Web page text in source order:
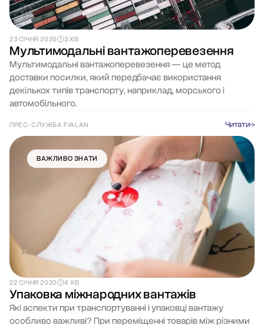
23 СІЧНЯ 2020 3 ХВ
Мультимодальні вантажоперевезення
Мультимодальні вантажоперевезення — це метод
доставки посилки, який передбачає використання
декількох типів транспорту, наприклад, морського і
автомобільного.
ПРЕС-СЛУЖБА FIALAN Читати
ВАЖЛИВО ЗНАТИ
22 СІЧНЯ 2020 4 ХВ
Упаковка міжнародних вантажів
Які аспекти при транспортуванні і упаковці вантажу
особливо важливі? При переміщенні товарів між різними